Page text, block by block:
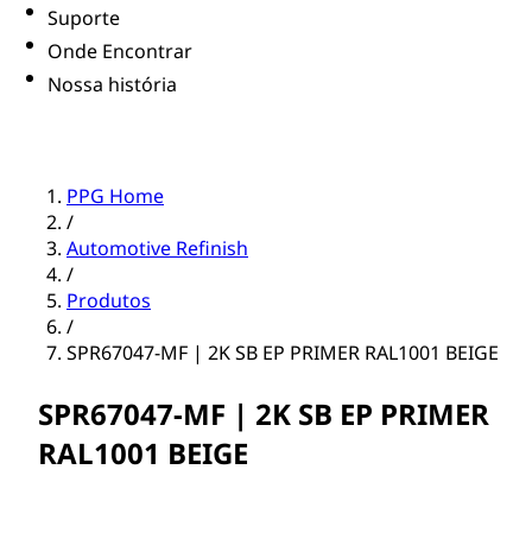
Suporte
Onde Encontrar
Nossa história
PPG Home
/
Automotive Refinish
/
Produtos
/
SPR67047-MF | 2K SB EP PRIMER RAL1001 BEIGE
SPR67047-MF | 2K SB EP PRIMER
RAL1001 BEIGE